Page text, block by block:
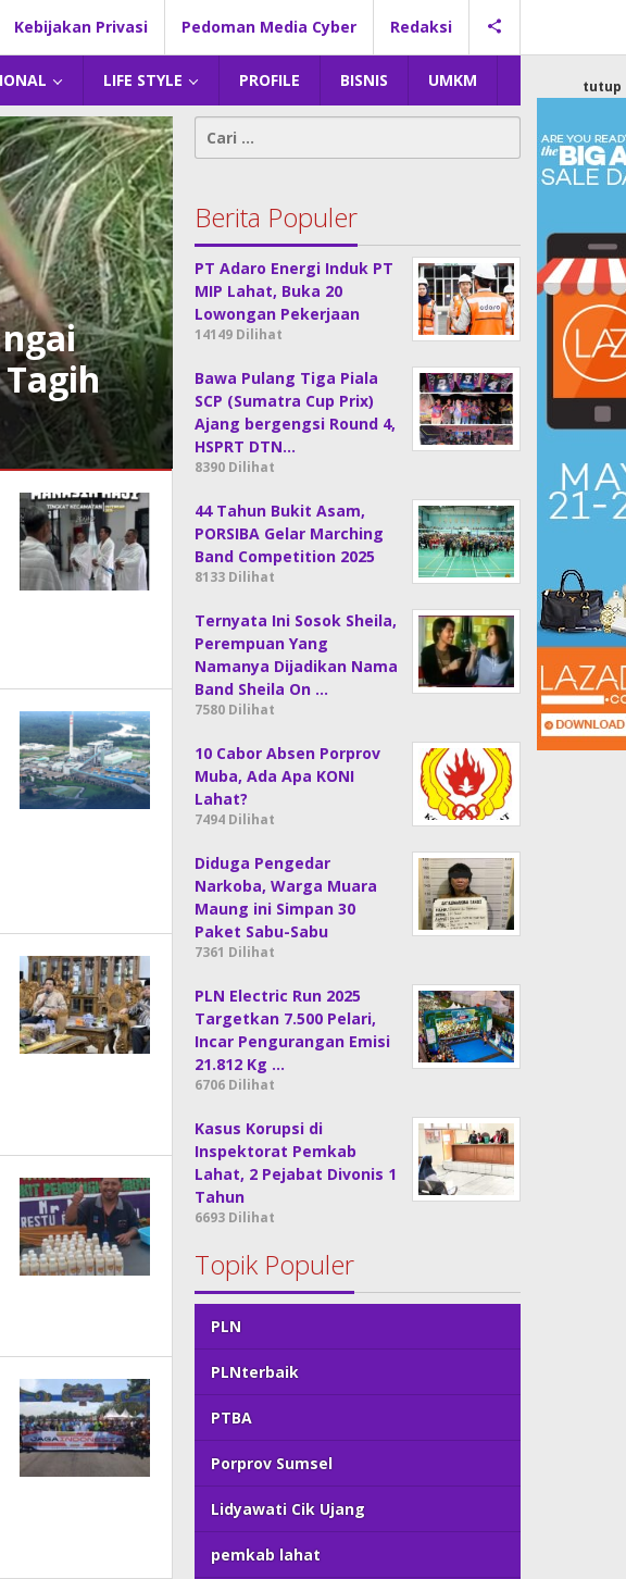
Kebijakan Privasi Pedoman Media Cyber Redaksi
LIFE STYLE PROFILE BISNIS UMKM tutup
Cari
untuk:
Berita Populer
PT Adaro Energi Induk PT
MIP Lahat, Buka 20
Lowongan Pekerjaan
14149 Dilihat
Bawa Pulang Tiga Piala
SCP (Sumatra Cup Prix)
Ajang bergengsi Round 4,
HSPRT DTN…
8390 Dilihat
44 Tahun Bukit Asam,
PORSIBA Gelar Marching
Band Competition 2025
8133 Dilihat
Ternyata Ini Sosok Sheila,
Perempuan Yang
Namanya Dijadikan Nama
Band Sheila On …
7580 Dilihat
10 Cabor Absen Porprov
Muba, Ada Apa KONI
Lahat?
7494 Dilihat
Diduga Pengedar
Narkoba, Warga Muara
Maung ini Simpan 30
Paket Sabu-Sabu
7361 Dilihat
PLN Electric Run 2025
Targetkan 7.500 Pelari,
Incar Pengurangan Emisi
21.812 Kg …
6706 Dilihat
Kasus Korupsi di
Inspektorat Pemkab
Lahat, 2 Pejabat Divonis 1
Tahun
6693 Dilihat
Topik Populer
PLN
PLNterbaik
PTBA
Porprov Sumsel
Lidyawati Cik Ujang
pemkab lahat